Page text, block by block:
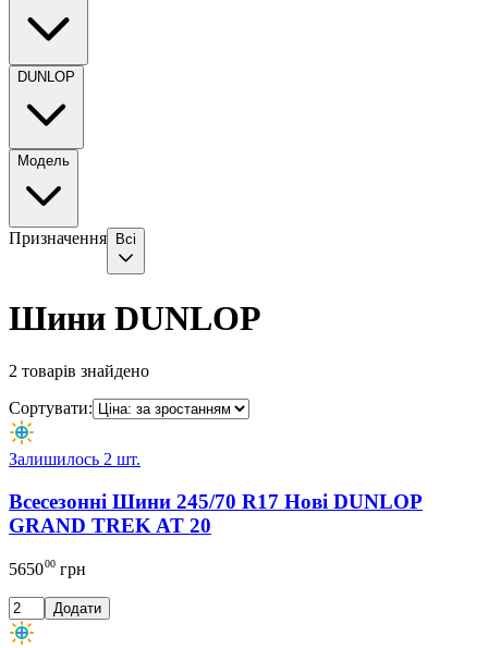
DUNLOP
Модель
Призначення Всі
Шини DUNLOP
2 товарів знайдено
Сортувати:
Залишилось 2 шт.
Всесезонні Шини 245/70 R17 Нові DUNLOP
GRAND TREK AT 20
565000 грн
Додати